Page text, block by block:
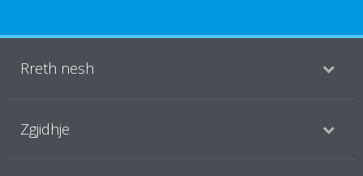
Rreth nesh
Zgjidhje